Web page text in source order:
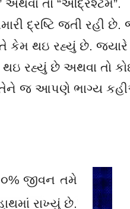
અથવા તો “અદ્રિશ્ટમ”.
દ્રષ્ટિ જતી રહી છે.
કેમ થઇ રહ્યું છે.
રહ્યું છે અથવા તો
તેને જ આપણે ભાગ્ય
જીવન તમે
રાખ્યું છે.